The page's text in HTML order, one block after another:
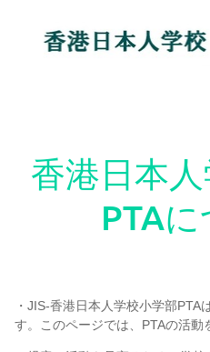
香港日本
PTA
・JIS-香港日本人学校小学部
す。このページでは、PTAの活動